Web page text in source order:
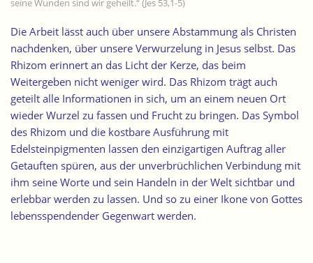
seine Wunden sind wir geheilt.“ (Jes 53,1-5)
Die Arbeit lässt auch über unsere Abstammung als Christen
nachdenken, über unsere Verwurzelung in Jesus selbst. Das
Rhizom erinnert an das Licht der Kerze, das beim
Weitergeben nicht weniger wird. Das Rhizom trägt auch
geteilt alle Informationen in sich, um an einem neuen Ort
wieder Wurzel zu fassen und Frucht zu bringen. Das Symbol
des Rhizom und die kostbare Ausführung mit
Edelsteinpigmenten lassen den einzigartigen Auftrag aller
Getauften spüren, aus der unverbrüchlichen Verbindung mit
ihm seine Worte und sein Handeln in der Welt sichtbar und
erlebbar werden zu lassen. Und so zu einer Ikone von Gottes
lebensspendender Gegenwart werden.